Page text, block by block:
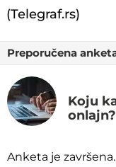
(Telegraf.rs)
Preporučena
Koju
onlajn?
Anketa je završena.